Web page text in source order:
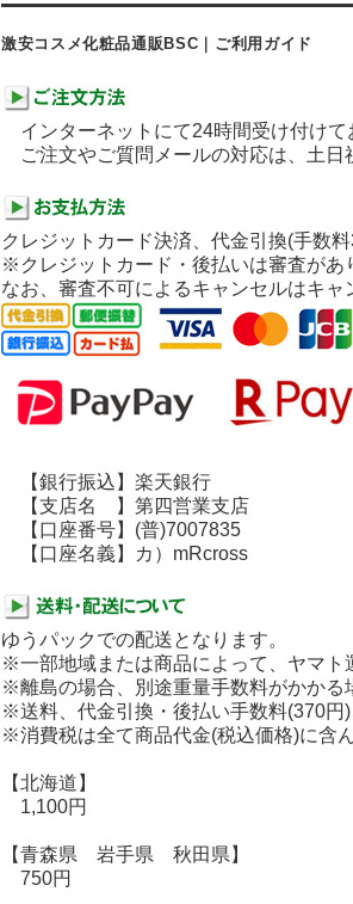
激安コスメ化粧品通販BSC｜ご利用ガイド
インターネットにて24時間受け付けて
ご注文やご質問メールの対応は、土日
クレジットカード決済、代金引換(手数
※クレジットカード・後払いは審査があ
なお、審査不可によるキャンセルはキャ
【銀行振込】楽天銀行
【支店名 】第四営業支店
【口座番号】(普)7007835
【口座名義】カ）mRcross
ゆうパックでの配送となります。
※一部地域または商品によって、ヤマト
※離島の場合、別途重量手数料がかかる
※送料、代金引換・後払い手数料(370円
※消費税は全て商品代金(税込価格)に含
【北海道】
1,100円
【青森県 岩手県 秋田県】
750円